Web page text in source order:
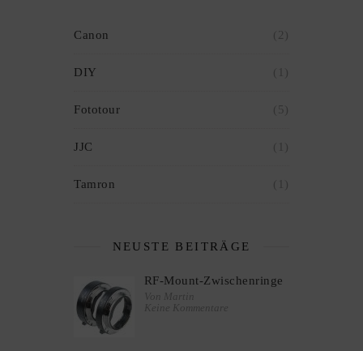
Canon (2)
DIY (1)
Fototour (5)
JJC (1)
Tamron (1)
NEUSTE BEITRÄGE
RF-Mount-Zwischenringe
Von Martin
Keine Kommentare